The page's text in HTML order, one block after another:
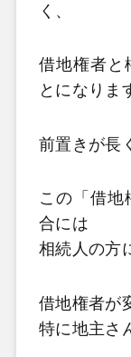
く、
借地権者と
とになりま
前置きが長
この「借
合には
相続人の方
借地権者が
特に地主さ